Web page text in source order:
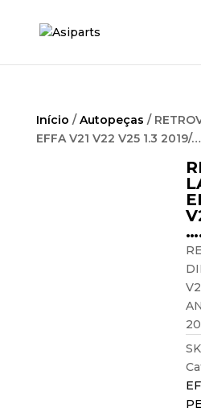
Início /Autopeças /
EFFA V21 V22 V25 1.3